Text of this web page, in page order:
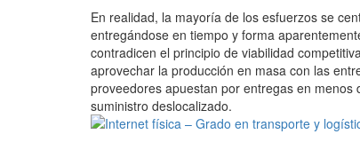
En realidad, la mayoría de los esfuerzos se
entregándose en tiempo y forma
contradicen el principio de viabilidad
aprovechar la producción en masa con las
proveedores apuestan por entregas en
suministro deslocalizado.